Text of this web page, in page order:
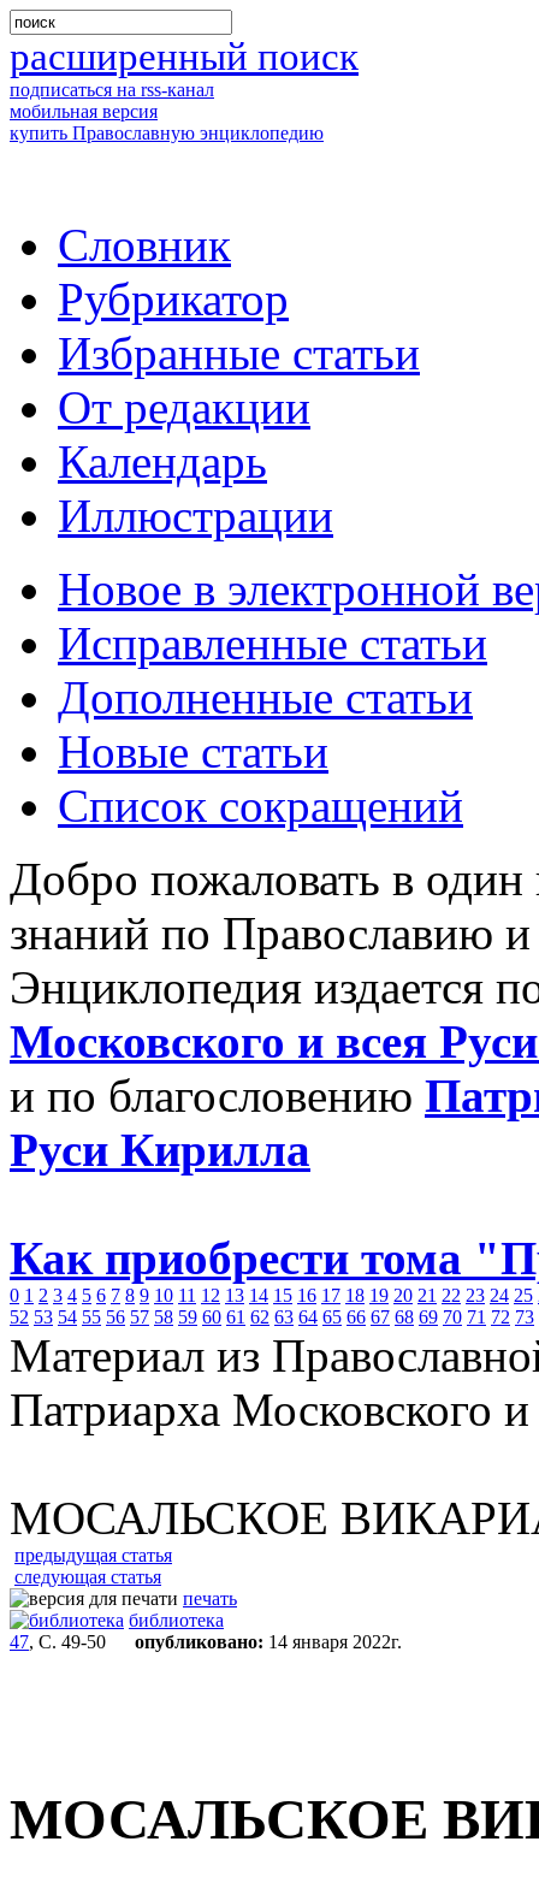
расширенный поиск
подписаться на rss-канал
мобильная версия
купить Православную энциклопедию
Словник
Рубрикатор
Избранные статьи
От редакции
Календарь
Иллюстрации
Новое в электронной
Исправленные статьи
Дополненные статьи
Новые статьи
Список сокращений
Добро пожаловать в
знаний по Православию
Энциклопедия издается
Московского и всея
и по благословению
Руси Кирилла
Как приобрести тома
0 1 2 3 4 5 6 7 8 9 10 11 12 13 14 15 16 17 18 19 20 21 22 23 24 25
52 53 54 55 56 57 58 59 60 61 62 63 64 65 66 67 68 69 70 71 72 73
Материал из
Патриарха Московского
МОСАЛЬСКОЕ
предыдущая статья
следующая статья
печать
библиотека
47, С. 49-50 опубликовано: 14 января 2022г.
МОСАЛЬСКОЕ